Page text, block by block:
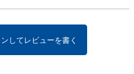
してレビューを書く